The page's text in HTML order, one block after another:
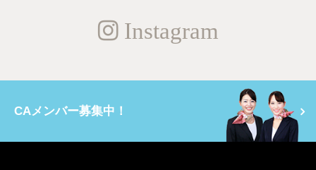
Instagram
CAメンバー募集中！